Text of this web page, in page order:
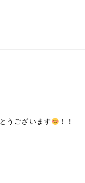
うございます ！！